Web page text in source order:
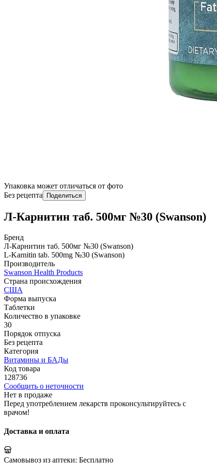
Упаковка может отличаться от фото
Без рецепта
Поделиться
Л-Карнитин таб. 500мг №30 (Swanson)
Бренд
Л-Карнитин таб. 500мг №30 (Swanson)
L-Karnitin tab. 500mg №30 (Swanson)
Производитель
Swanson Health Products
Страна происхождения
США
Форма выпуска
Таблетки
Количество в упаковке
30
Порядок отпуска
Без рецепта
Категория
Витамины и БАДы
Код товара
128736
Сообщить о неточности
Нет в продаже
Перед употреблением лекарств проконсультируйтесь с
врачом!
Доставка и оплата
Самовывоз из аптеки: Бесплатно